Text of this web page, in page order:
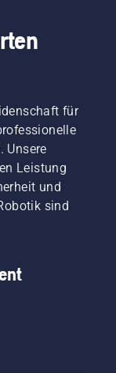
für
Unsere
Leistung
und
sind